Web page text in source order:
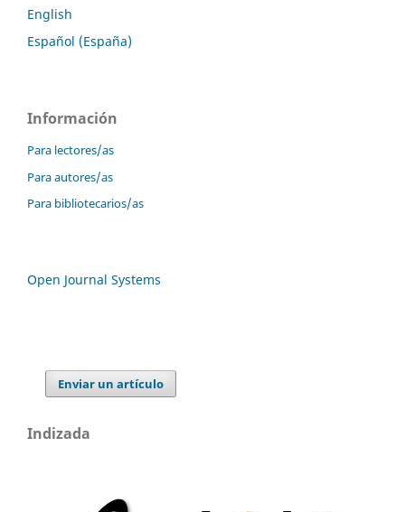
English
Español (España)
Información
Para lectores/as
Para autores/as
Para bibliotecarios/as
Open Journal Systems
Enviar un artículo
Indizada